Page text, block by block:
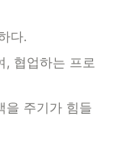
다.
, 협업하는 프로
을 주기가 힘들